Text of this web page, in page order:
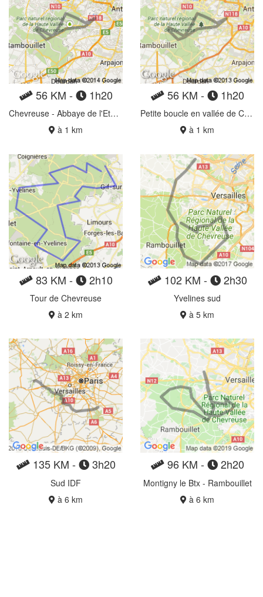
56 KM - 1h20
Chevreuse - Abbaye de l'Etang
à 1 km
56 KM - 1h20
Petite boucle en vallée de Chevreuse
à 1 km
83 KM - 2h10
Tour de Chevreuse
à 2 km
102 KM - 2h30
Yvelines sud
à 5 km
135 KM - 3h20
Sud IDF
à 6 km
96 KM - 2h20
Montigny le Btx - Rambouillet
à 6 km